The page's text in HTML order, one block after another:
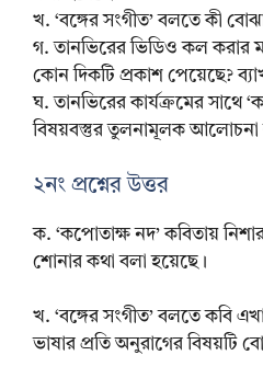
খ. ‘বঙ্গের সংগীত’ বলতে কী
গ. তানভিরের ভিডিও কল করার
কোন দিকটি প্রকাশ পেয়েছে?
ঘ. তানভিরের কার্যক্রমের সাথে
বিষয়বস্তুর তুলনামূলক আলোচনা
২নং প্রশ্নের উত্তর
ক. ‘কপোতাক্ষ নদ’ কবিতায় নিশার
শোনার কথা বলা হয়েছে।
খ. ‘বঙ্গের সংগীত’ বলতে কবি
ভাষার প্রতি অনুরাগের বিষয়টি